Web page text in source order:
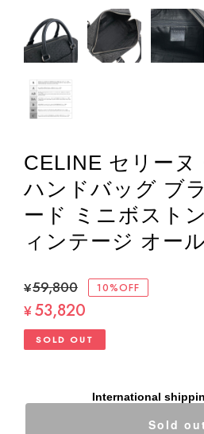
CELINE セリーヌ
ハンドバッグ ブ
ード ミニボスト
ィンテージ オー
¥59,800 10%OFF
¥53,820
SOLD OUT
International
Sold out